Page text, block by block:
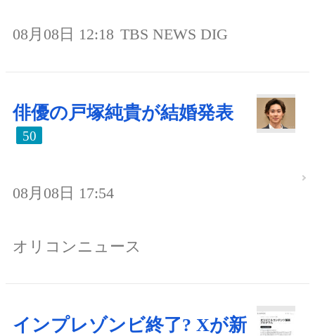
08月08日 12:18 TBS NEWS DIG
俳優の戸塚純貴が結婚発表
50
08月08日 17:54
オリコンニュース
インプレゾンビ終了? Xが新